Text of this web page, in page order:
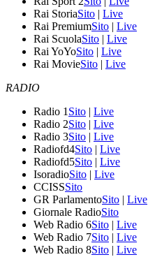
Rai StoriaSito | Live
Rai PremiumSito | Live
Rai ScuolaSito | Live
Rai YoYoSito | Live
Rai MovieSito | Live
RADIO
Radio 1 Sito | Live
Radio 2Sito | Live
Radio 3Sito | Live
Radiofd4Sito | Live
Radiofd5Sito | Live
IsoradioSito | Live
CCISSSito
GR ParlamentoSito | Live
Giornale RadioSito
Web Radio 6Sito | Live
Web Radio 7Sito | Live
Web Radio 8Sito | Live